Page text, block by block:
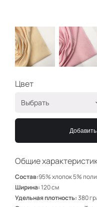
Общие
Состав:95% хлопок 5%
Ширина:120 см
Удельная плотность:380
Цвет
Выбрать
Ваниль
Крем
Св голубой
Красный